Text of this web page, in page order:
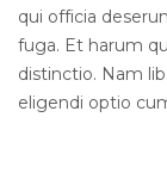
qui officia
fuga. Et harum
distinctio. Nam
eligendi optio